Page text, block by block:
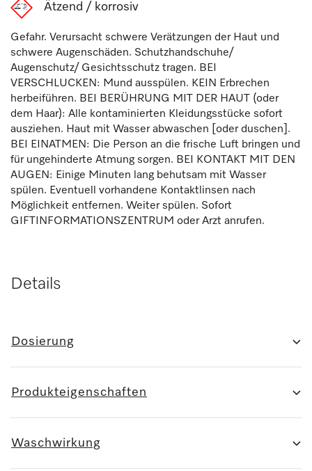
Ätzend / korrosiv
Gefahr. Verursacht schwere Verätzungen der Haut und
schwere Augenschäden. Schutzhandschuhe/
Augenschutz/ Gesichtsschutz tragen. BEI
VERSCHLUCKEN: Mund ausspülen. KEIN Erbrechen
herbeiführen. BEI BERÜHRUNG MIT DER HAUT (oder
dem Haar): Alle kontaminierten Kleidungsstücke sofort
ausziehen. Haut mit Wasser abwaschen [oder duschen].
BEI EINATMEN: Die Person an die frische Luft bringen und
für ungehinderte Atmung sorgen. BEI KONTAKT MIT DEN
AUGEN: Einige Minuten lang behutsam mit Wasser
spülen. Eventuell vorhandene Kontaktlinsen nach
Möglichkeit entfernen. Weiter spülen. Sofort
GIFTINFORMATIONSZENTRUM oder Arzt anrufen.
Details
Dosierung
Produkteigenschaften
Waschwirkung